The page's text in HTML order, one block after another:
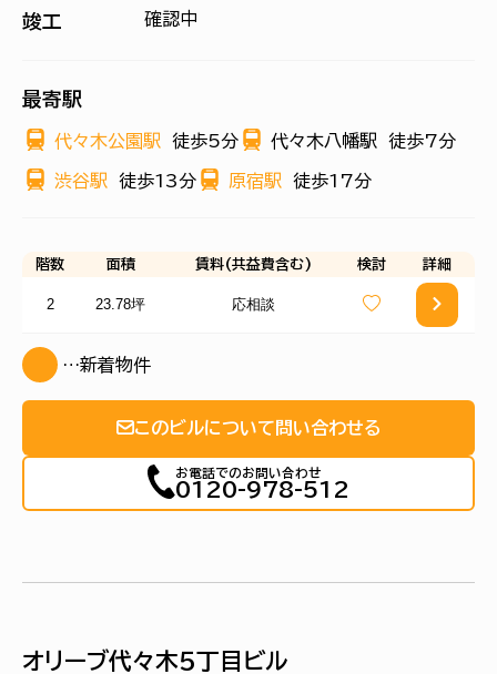
竣工 確認中
最寄駅
代々木公園駅 徒歩5分 代々木八幡駅 徒歩7分
渋谷駅 徒歩13分 原宿駅 徒歩17分
階数 面積 賃料(共益費含む) 検討 詳細
2 23.78坪 応相談
…新着物件
このビルについて問い合わせる
お電話でのお問い合わせ
0120-978-512
オリーブ代々木５丁目ビル